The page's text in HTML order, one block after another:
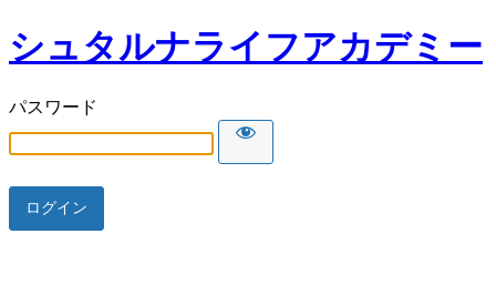
シュタルナライフアカデミー
パスワード